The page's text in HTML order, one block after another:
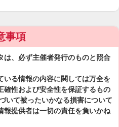
事項
は、必ず主催者発行のものと照合
いる情報の内容に関しては万全を
確性および安全性を保証するもの
いて被ったいかなる損害について
報提供者は一切の責任を負いかね